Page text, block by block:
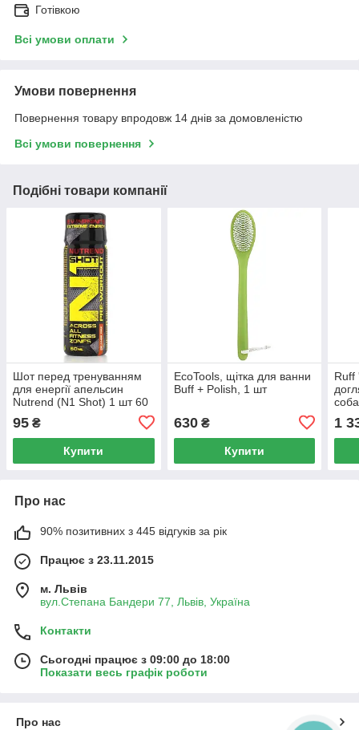
Готівкою
Всі умови оплати
Умови повернення
Повернення товару впродовж 14 днів за домовленістю
Всі умови повернення
Подібні товари компанії
Шот перед тренуванням
для енергії апельсин
Nutrend (N1 Shot) 1 шт 60
95 ₴
Купити
EcoTools, щітка для ванни
Buff + Polish, 1 шт
630₴
Купити
Ruff
1
Про нас
90% позитивних з 445 відгуків за рік
Працює з 23.11.2015
м. Львів
вул.Степана Бандери 77, Львів, Україна
Контакти
Сьогодні працює з 09:00 до 18:00
Показати весь графік роботи
Про нас